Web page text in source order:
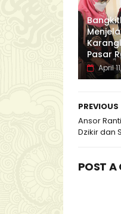
Pasar
April
PREVIOUS
Ansor
Dzikir dan
POST A